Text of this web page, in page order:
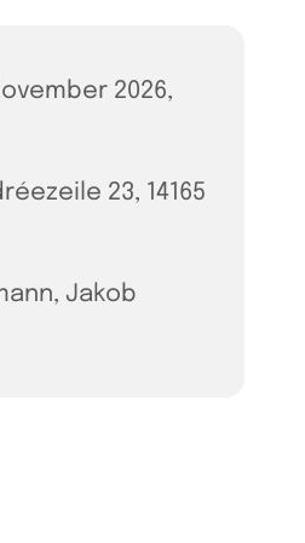
2026,
23, 14165
Jakob